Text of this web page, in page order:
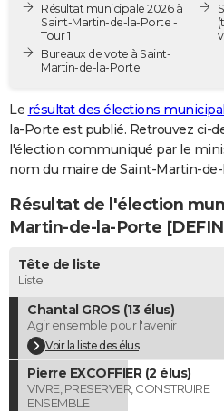
Alimentation
Guide de la santé
Maladies
Médicaments
Sommeil
VOYAGE
Destinations
City break
Voyage nature
Voyage de noces
Forum
PHOTO
GUIDES D'ACHAT
CARTE DE VOEUX
Carte de Noël
Carte Bonne année
Carte Saint-Valentin
Carte Pâques
Carte d'anniversaire
DICTIONNAIRE
COPAINS D'AVANT
S'inscrire
Se connecter
Lycées
Collèges
Primaires
Universités
Entreprises
Service militaire
Avis de recherche
AVIS DE DÉCÈS
FORUM
Bricolage
Lifestyle
Culture
Sport
Auto
Television
Voyage
Cinema
Résultat municipale 2026 à
Saint-Martin-de-la-Porte -
Tour 1
Bureaux de vote à Saint-
Martin-de-la-Porte
Le résultat des élections
la-Porte est publié. Retrouvez ci-
l'élection communiqué par le
nom du maire de Saint-Martin-
Résultat de l'élection
Martin-de-la-Porte
Tête de liste
Liste
Chantal GROS (13 élus)
Agir ensemble pour l'avenir
Voir la liste des élus
Pierre EXCOFFIER (2 élus)
VIVRE, PRESERVER, CONSTRUIRE
ENSEMBLE